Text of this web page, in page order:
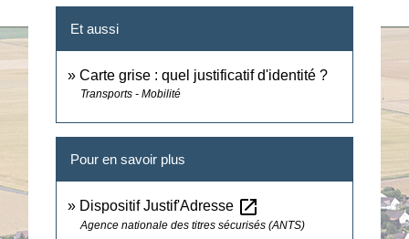
Et aussi
Carte grise : quel justificatif d'identité ?
Transports - Mobilité
Pour en savoir plus
Dispositif Justif'Adresse open_in_new
Agence nationale des titres sécurisés (ANTS)